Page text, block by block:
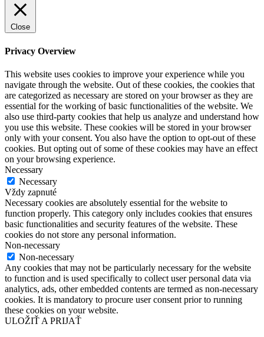
Close
Privacy Overview
This website uses cookies to improve your experience while you
navigate through the website. Out of these cookies, the cookies that
are categorized as necessary are stored on your browser as they are
essential for the working of basic functionalities of the website. We
also use third-party cookies that help us analyze and understand how
you use this website. These cookies will be stored in your browser
only with your consent. You also have the option to opt-out of these
cookies. But opting out of some of these cookies may have an effect
on your browsing experience.
Necessary
Necessary
Vždy zapnuté
Necessary cookies are absolutely essential for the website to
function properly. This category only includes cookies that ensures
basic functionalities and security features of the website. These
cookies do not store any personal information.
Non-necessary
Non-necessary
Any cookies that may not be particularly necessary for the website
to function and is used specifically to collect user personal data via
analytics, ads, other embedded contents are termed as non-necessary
cookies. It is mandatory to procure user consent prior to running
these cookies on your website.
ULOŽIŤ A PRIJAŤ